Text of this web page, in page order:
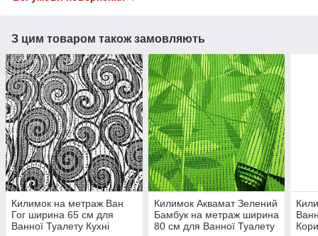
З цим товаром також замовляють
Килимок на метраж Ван
Гог ширина 65 см для
Ванної Туалету Кухні
Килимок Аквамат Зелений
Бамбук на метраж ширина
80 см для Ванної Туалету